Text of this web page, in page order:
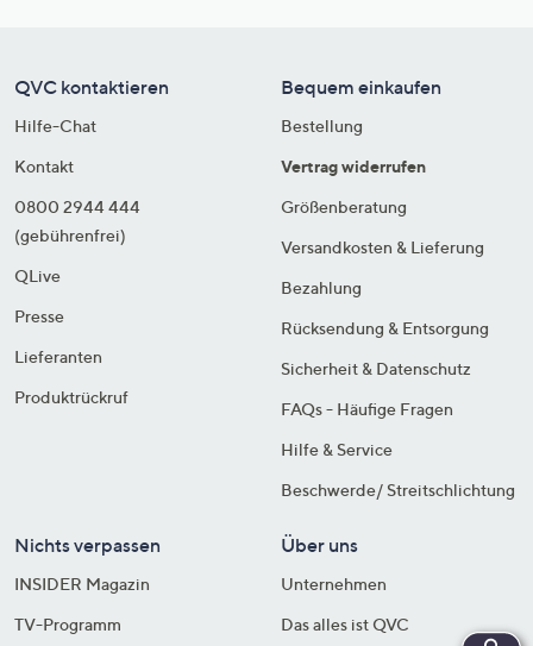
QVC kontaktieren
Hilfe-Chat
Kontakt
0800 2944 444
(gebührenfrei)
QLive
Presse
Lieferanten
Produktrückruf
Bequem einkaufen
Bestellung
Vertrag widerrufen
Größenberatung
Versandkosten & Lieferung
Bezahlung
Rücksendung & Entsorgung
Sicherheit & Datenschutz
FAQs - Häufige Fragen
Hilfe & Service
Beschwerde/ Streitschlichtung
Nichts verpassen
INSIDER Magazin
TV-Programm
Über uns
Unternehmen
Das alles ist QVC